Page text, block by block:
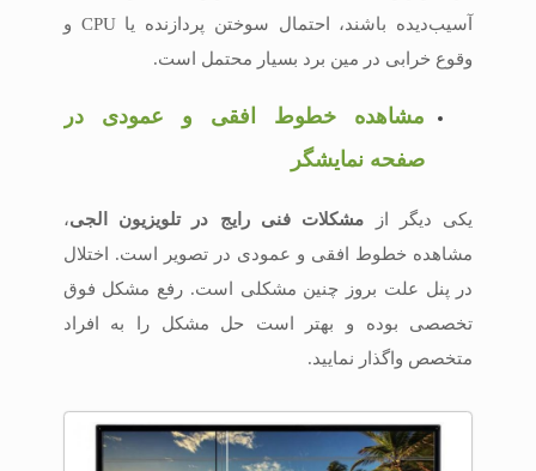
آسیب‌دیده باشند، احتمال سوختن پردازنده یا CPU و
وقوع خرابی در مین برد بسیار محتمل است.
مشاهده خطوط افقی و عمودی در
صفحه نمایشگر
یکی دیگر از مشکلات فنی رایج در تلویزیون الجی،
مشاهده خطوط افقی و عمودی در تصویر است. اختلال
در پنل علت بروز چنین مشکلی است. رفع مشکل فوق
تخصصی بوده و بهتر است حل مشکل را به افراد
متخصص واگذار نمایید.